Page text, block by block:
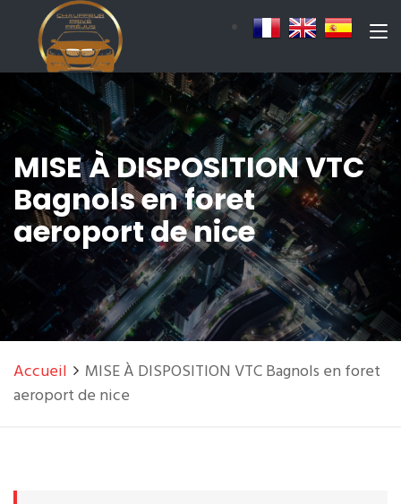
MISE À DISPOSITION VTC
Bagnols en foret
aeroport de nice
Accueil
MISE À DISPOSITION VTC Bagnols en foret
aeroport de nice